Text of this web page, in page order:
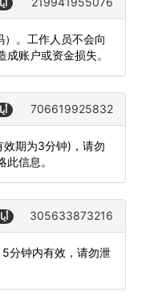
）。工作人员不会向
账户或资金损失。
706619925832
效期为3分钟)，请勿
信息。
305633873216
分钟内有效，请勿泄